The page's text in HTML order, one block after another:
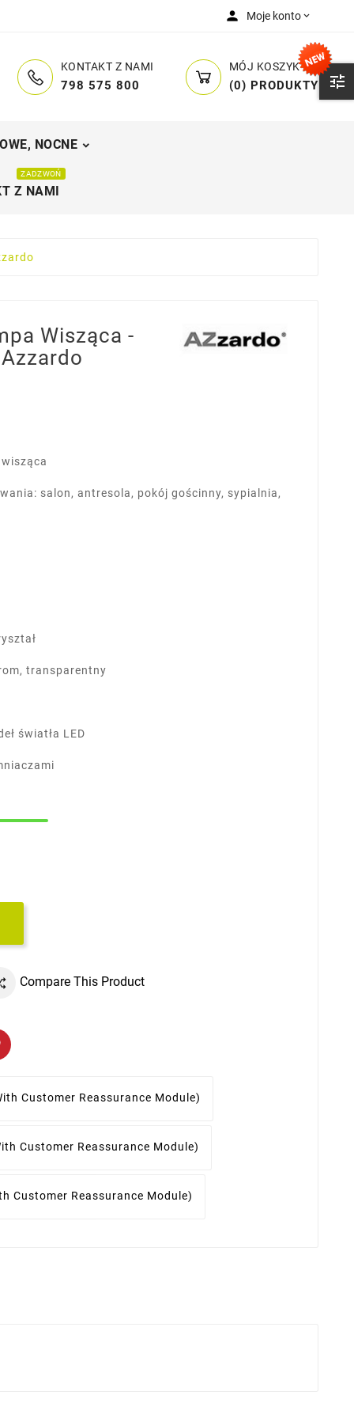

person Moje konto 
KONTAKT Z NAMI
798 575 800
MÓJ KOSZYK
(0) PRODUKTY
NOCNE
Z NAMI
ZADZWOŃ
Wisząca -
salon, antresola, pokój gościnny, sypialnia,
transparentny
światła LED
Compare This Product
Customer Reassurance Module)
Customer Reassurance Module)
Customer Reassurance Module)